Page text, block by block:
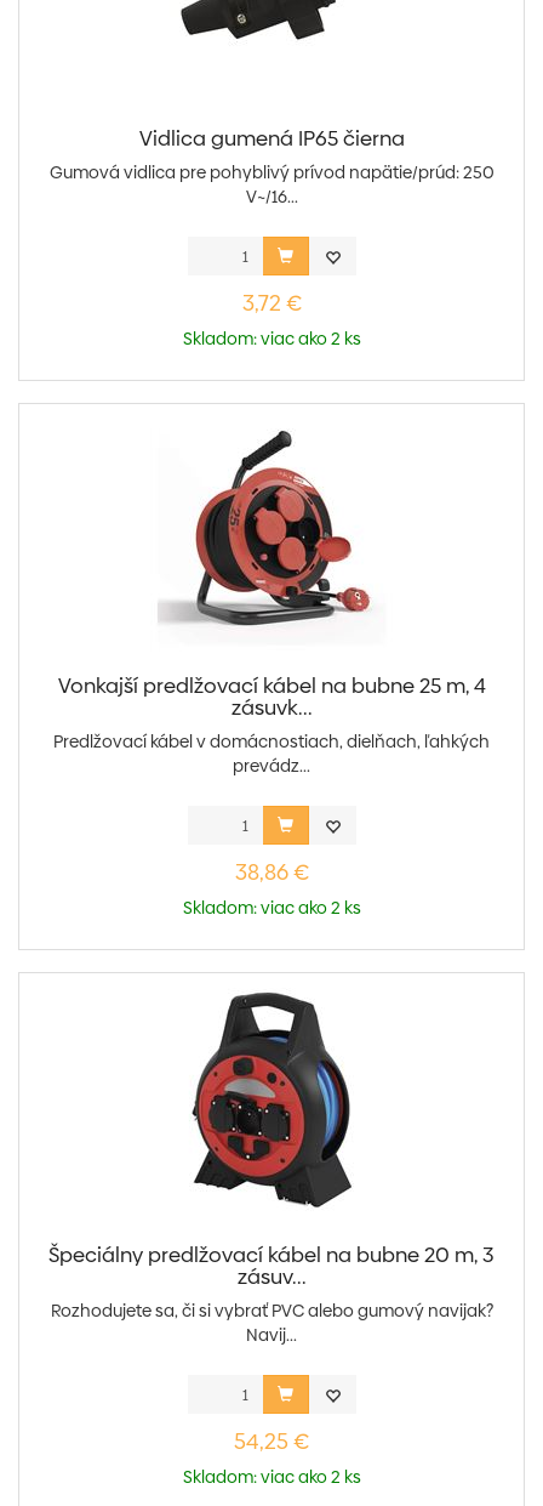
Vidlica gumená IP65 čierna
Gumová vidlica pre pohyblivý prívod napätie/prúd: 250
V~/16...
3,72 €
Skladom: viac ako 2 ks
Vonkajší predlžovací kábel na bubne 25 m, 4
zásuvk...
Predlžovací kábel v domácnostiach, dielňach, ľahkých
prevádz...
38,86 €
Skladom: viac ako 2 ks
Špeciálny predlžovací kábel na bubne 20 m, 3
zásuv...
Rozhodujete sa, či si vybrať PVC alebo gumový navijak?
Navij...
54,25 €
Skladom: viac ako 2 ks